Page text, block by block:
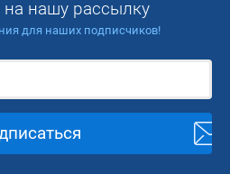
нашу рассылку
для наших подписчиков!